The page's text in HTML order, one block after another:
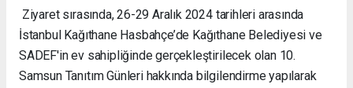
Ziyaret sırasında, 26-29 Aralık 2024 tarihleri arasında
İstanbul Kağıthane Hasbahçe’de Kağıthane Belediyesi ve
SADEF'in ev sahipliğinde gerçekleştirilecek olan 10.
Samsun Tanıtım Günleri hakkında bilgilendirme yapılarak